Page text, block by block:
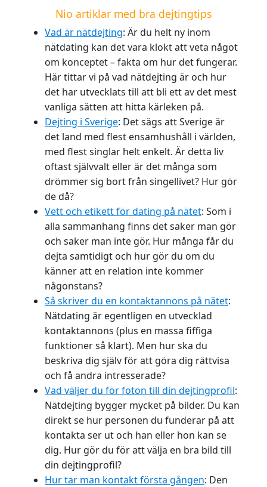
Nio artiklar med bra dejtingtips
Vad är nätdejting: Är du helt ny inom
nätdating kan det vara klokt att veta något
om konceptet – fakta om hur det fungerar.
Här tittar vi på vad nätdejting är och hur
det har utvecklats till att bli ett av det mest
vanliga sätten att hitta kärleken på.
Dejting i Sverige: Det sägs att Sverige är
det land med flest ensamhushåll i världen,
med flest singlar helt enkelt. Är detta liv
oftast självvalt eller är det många som
drömmer sig bort från singellivet? Hur gör
de då?
Vett och etikett för dating på nätet: Som i
alla sammanhang finns det saker man gör
och saker man inte gör. Hur många får du
dejta samtidigt och hur gör du om du
känner att en relation inte kommer
någonstans?
Så skriver du en kontaktannons på nätet:
Nätdating är egentligen en utvecklad
kontaktannons (plus en massa fiffiga
funktioner så klart). Men hur ska du
beskriva dig själv för att göra dig rättvisa
och få andra intresserade?
Vad väljer du för foton till din dejtingprofil:
Nätdejting bygger mycket på bilder. Du kan
direkt se hur personen du funderar på att
kontakta ser ut och han eller hon kan se
dig. Hur gör du för att välja en bra bild till
din dejtingprofil?
Hur tar man kontakt första gången: Den